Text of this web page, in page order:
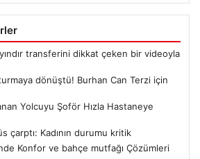
transferini dikkat çeken bir videoyla
dönüştü! Burhan Can Terzi için
Yolcuyu Şoför Hızla Hastaneye
çarptı: Kadının durumu kritik
Konfor ve bahçe mutfağı Çözümleri